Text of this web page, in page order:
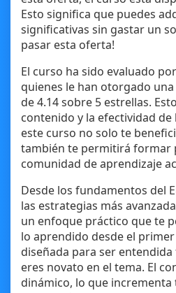
Esto significa que puedes
significativas sin gastar un
pasar esta oferta!
El curso ha sido evaluado
quienes le han otorgado
de 4.14 sobre 5 estrellas.
contenido y la efectividad de
este curso no solo te
también te permitirá formar
comunidad de aprendizaje
Desde los fundamentos del
las estrategias más
un enfoque práctico que te
lo aprendido desde el
diseñada para ser
eres novato en el tema. El
dinámico, lo que incrementa